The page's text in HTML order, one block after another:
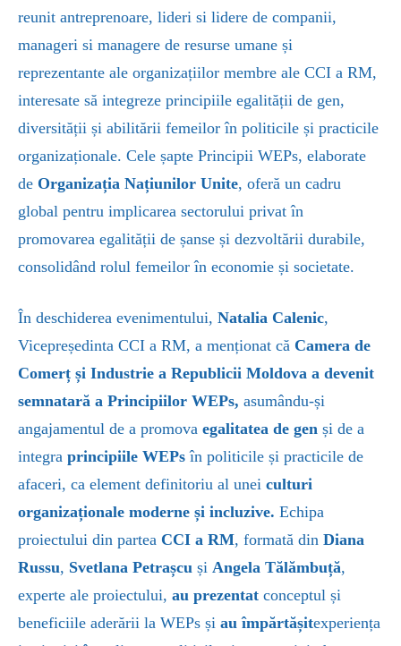
reunit antreprenoare, lideri si lidere de companii,
manageri si managere de resurse umane și
reprezentante ale organizațiilor membre ale CCI a RM,
interesate să integreze principiile egalității de gen,
diversității și abilitării femeilor în politicile și practicile
organizaționale. Cele șapte Principii WEPs, elaborate
de Organizația Națiunilor Unite, oferă un cadru
global pentru implicarea sectorului privat în
promovarea egalității de șanse și dezvoltării durabile,
consolidând rolul femeilor în economie și societate.
În deschiderea evenimentului, Natalia Calenic,
Vicepreședinta CCI a RM, a menționat că Camera de
Comerț și Industrie a Republicii Moldova a devenit
semnatară a Principiilor WEPs, asumându-și
angajamentul de a promova egalitatea de gen și de a
integra principiile WEPsîn politicile și practicile de
afaceri, ca element definitoriu al unei culturi
organizaționale moderne și incluzive. Echipa
proiectului din partea CCI a RM, formată din Diana
Russu, Svetlana Petrașcu și Angela Tălămbuță,
experte ale proiectului, au prezentat conceptul și
beneficiile aderării la WEPs și au împărtășitexperiența